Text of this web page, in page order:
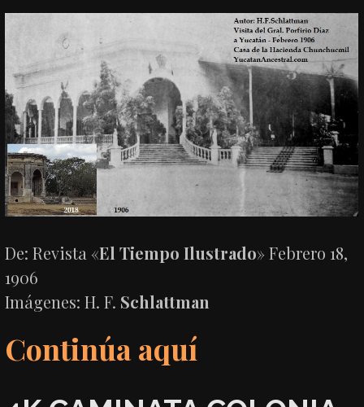
De: Revista «El Tiempo Ilustrado» Febrero 18,
1906
Imágenes: H. F. Schlattman
Continúa aquí